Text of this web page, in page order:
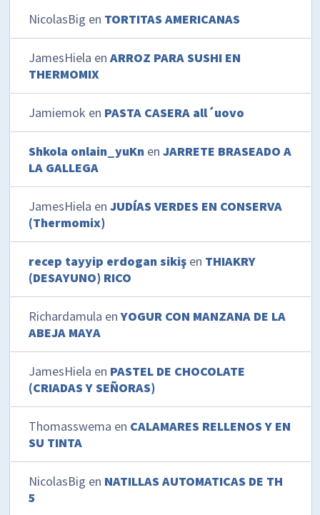
NicolasBig en TORTITAS AMERICANAS
JamesHiela enARROZ PARA SUSHI EN
THERMOMIX
Jamiemok en PASTA CASERA all´uovo
Shkola onlain_yuKn enJARRETE BRASEADO A
LA GALLEGA
JamesHiela enJUDÍAS VERDES EN CONSERVA
(Thermomix)
recep tayyip erdogan sikiş en THIAKRY
(DESAYUNO) RICO
Richardamula enYOGUR CON MANZANA DE LA
ABEJA MAYA
JamesHiela en PASTEL DE CHOCOLATE
(CRIADAS Y SEÑORAS)
Thomasswema en CALAMARES RELLENOS Y EN
SU TINTA
NicolasBig en NATILLAS AUTOMATICAS DE TH
5